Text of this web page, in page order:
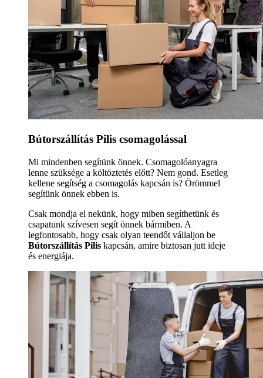
Bútorszállítás Pilis csomagolással
Mi mindenben segítünk önnek. Csomagolóanyagra
lenne szüksége a költöztetés előtt? Nem gond. Esetleg
kellene segítség a csomagolás kapcsán is? Örömmel
segítünk önnek ebben is.
Csak mondja el nekünk, hogy miben segíthetünk és
csapatunk szívesen segít önnek bármiben. A
legfontosabb, hogy csak olyan teendőt vállaljon be
Bútorszállítás Pilis kapcsán, amire biztosan jutt ideje
és energiája.